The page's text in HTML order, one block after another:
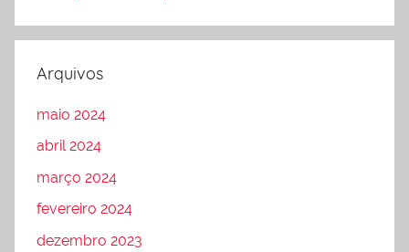
Arquivos
maio 2024
abril 2024
março 2024
fevereiro 2024
dezembro 2023